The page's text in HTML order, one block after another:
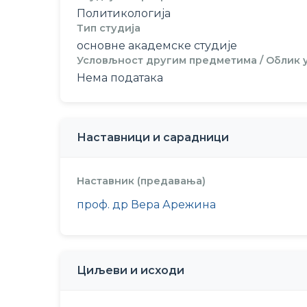
Политикологија
Тип студија
основне академске студије
Условљност другим предметима / Облик
Нема података
Наставници и сарадници
Наставник (предавања)
проф. др Вера Арежина
Циљеви и исходи